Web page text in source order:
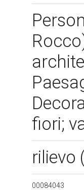
fiori;
rilievo
00084043